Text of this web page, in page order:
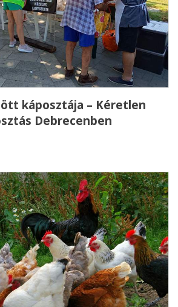
káposztája – Kéretlen
Debrecenben